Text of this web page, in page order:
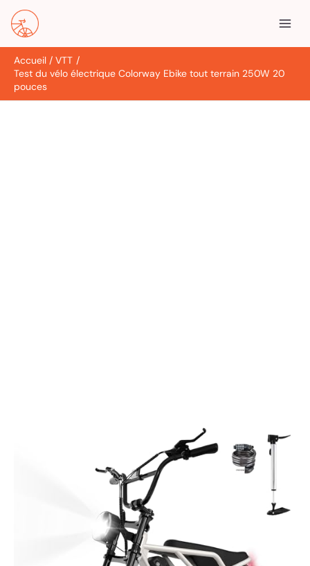
Aller
contenu
Accueil
VTT
Test du vélo électrique Colorway Ebike tout terrain 250W 20
pouces
R
e
c
h
e